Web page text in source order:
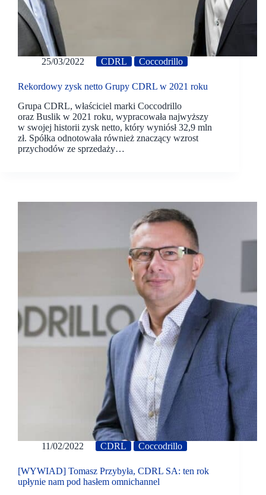
25/03/2022 CDRL Coccodrillo
Rekordowy zysk netto Grupy CDRL w 2021 roku
Grupa CDRL, właściciel marki Coccodrillo
oraz Buslik w 2021 roku, wypracowała najwyższy
w swojej historii zysk netto, który wyniósł 32,9 mln
zł. Spółka odnotowała również znaczący wzrost
przychodów ze sprzedaży…
11/02/2022 CDRL Coccodrillo
[WYWIAD] Tomasz Przybyła, CDRL SA: ten rok
upłynie nam pod hasłem omnichannel